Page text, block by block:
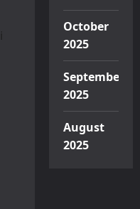
October
2025
September
2025
August
2025